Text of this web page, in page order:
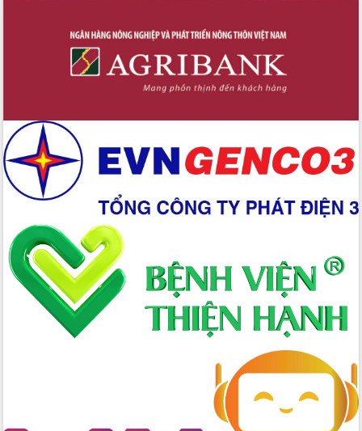
Huy giữ chức Bí thư Đảng ủy Ủy Ban
Nhân dân tỉnh
Bệnh án điện tử thúc đẩy chuyển đổi
số y tế tại Đắk Lắk
Đánh giá, rút kinh nghiệm công tác tổ
chức diễn tập trước ngày bầu cử
Chương trình “Gặp gỡ hữu nghị –
Friendship Meeting New Year 2026”
Bầu cử Quốc hội và HĐND: Cử tri Đắk
Lắk gửi gắm niềm tin, kỳ vọng vào lá
phiếu
Đắk Lắk sẵn sàng các điều kiện cho
Ngày hội bầu cử đại biểu Quốc hội
khóa XVI và HĐND các cấp nhiệm kỳ
2026-2031
Đảm bảo cuộc bầu cử đại biểu Quốc